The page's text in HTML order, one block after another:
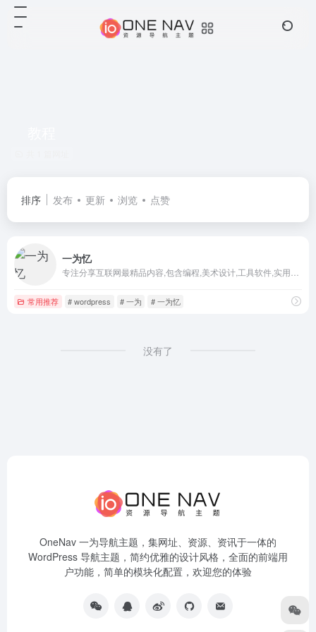
排序 发布 更新 浏览 点赞
一为忆
常用推荐 # wordpress # 一为 # 一为忆
没有了
OneNav 一为导航主题，集网址、资源、资讯于一体的
WordPress 导航主题，简约优雅的设计风格，全面的前端用
户功能，简单的模块化配置，欢迎您的体验